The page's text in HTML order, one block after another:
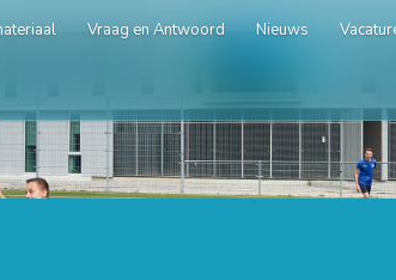
Vraag en Antwoord Nieuws